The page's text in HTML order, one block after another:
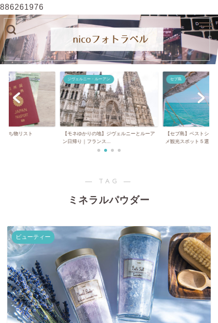
886261976
持ち物リスト
ジヴェルニー・ルーアン
【モネゆかりの地】ジヴェルニーとルーア
ン日帰り｜フランス...
セブ島
【セブ島】ベストシー
メ観光スポット５選...
― TAG ―
ミネラルパウダー
ビューティー